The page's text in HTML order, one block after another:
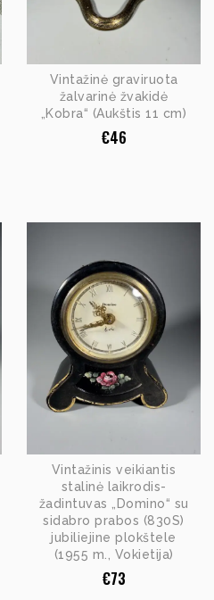
Vintažinė graviruota
žalvarinė žvakidė
„Kobra“ (Aukštis 11 cm)
€46
Vintažinis veikiantis
stalinė laikrodis-
žadintuvas „Domino“ su
sidabro prabos (830S)
jubiliejine plokštele
(1955 m., Vokietija)
€73